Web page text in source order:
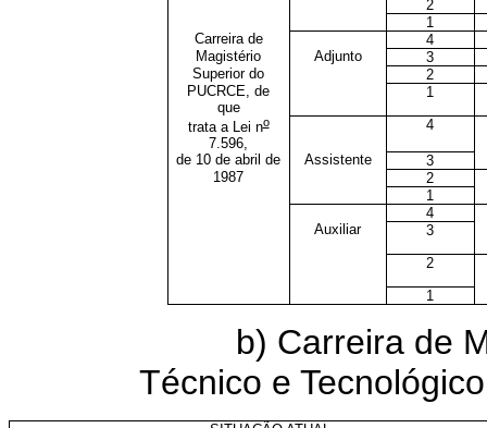
2
1
Carreira de
4
Magistério
Adjunto
3
Superior do
2
PUCRCE, de
que
1
trata a Lei no
7.596,
4
de 10 de abril de Assistente
3
1987
2
1
4
Auxiliar
3
2
1
b) Carreira de
Técnico e Tecnológico